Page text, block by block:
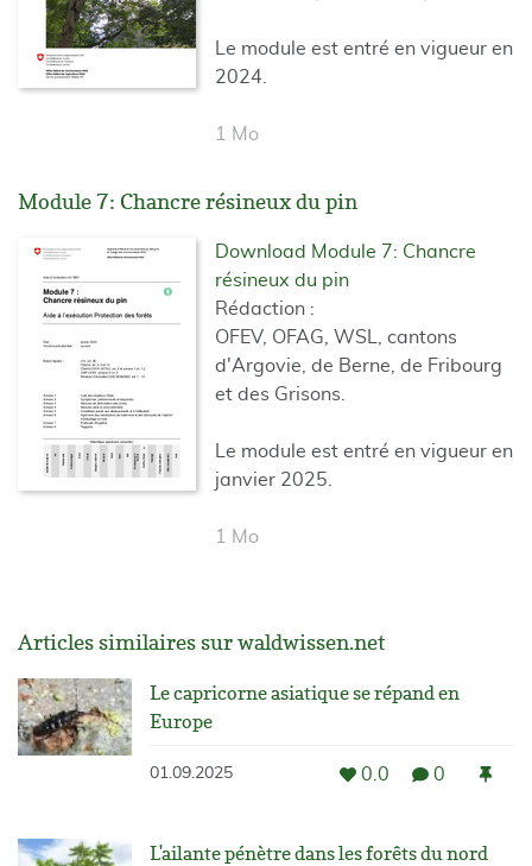
Le module est entré en vigueur en
2024.
1 Mo
Module 7: Chancre résineux du pin
Download Module 7: Chancre
résineux du pin
Rédaction :
OFEV, OFAG, WSL, cantons
d'Argovie, de Berne, de Fribourg
et des Grisons.
Le module est entré en vigueur en
janvier 2025.
1 Mo
Articles similaires sur waldwissen.net
Le capricorne asiatique se répand en
Europe
01.09.2025 0.0 0
L'ailante pénètre dans les forêts du nord